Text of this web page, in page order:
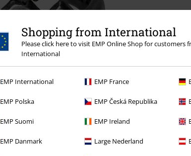
Shopping from International
Please click here to visit EMP Online Shop for customers
International
EMP International EMP France
EMP Polska EMP Česká Republika
EMP Suomi EMP Ireland
EMP Danmark Large Nederland